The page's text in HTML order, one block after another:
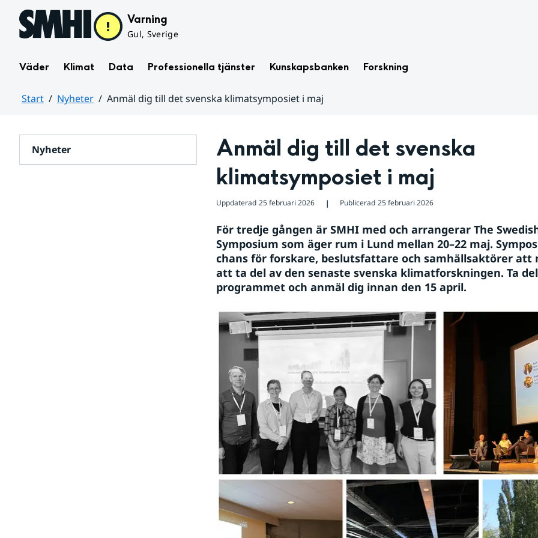
Hoppa till sidans innehåll Varning
Gul, Sverige
Väder Klimat Data Professionella tjänster Kunskapsbanken Forskning
Start Nyheter
Anmäl dig till det svenska klimatsymposiet i maj
Nyheter
Anmäl dig till det svenska
klimatsymposiet i maj
Uppdaterad 25 februari 2026 ❘ Publicerad 25 februari 2026
För tredje gången är SMHI med och arrangerar The
Symposium som äger rum i Lund mellan 20–22 maj.
chans för forskare, beslutsfattare och samhällsaktörer att
att ta del av den senaste svenska klimatforskningen. Ta
programmet och anmäl dig innan den 15 april.